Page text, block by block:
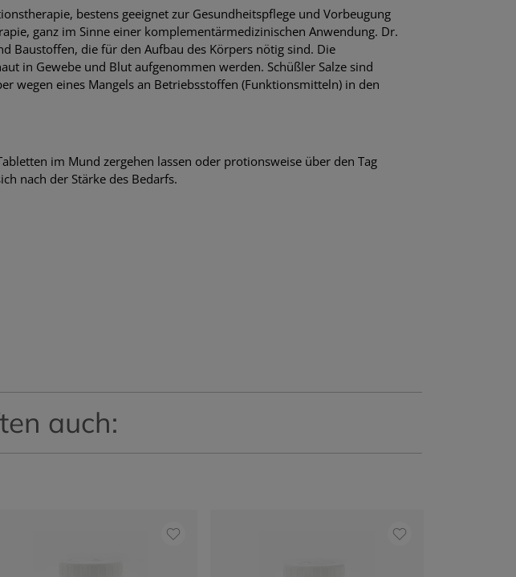
bestens geeignet zur Gesundheitspflege und Vorbeugung
ganz im Sinne einer komplementärmedizinischen Anwendung. Dr.
Baustoffen, die für den Aufbau des Körpers nötig sind. Die
in Gewebe und Blut aufgenommen werden. Schüßler Salze sind
wegen eines Mangels an Betriebsstoffen (Funktionsmitteln) in den
im Mund zergehen lassen oder protionsweise über den Tag
nach der Stärke des Bedarfs.
auch: